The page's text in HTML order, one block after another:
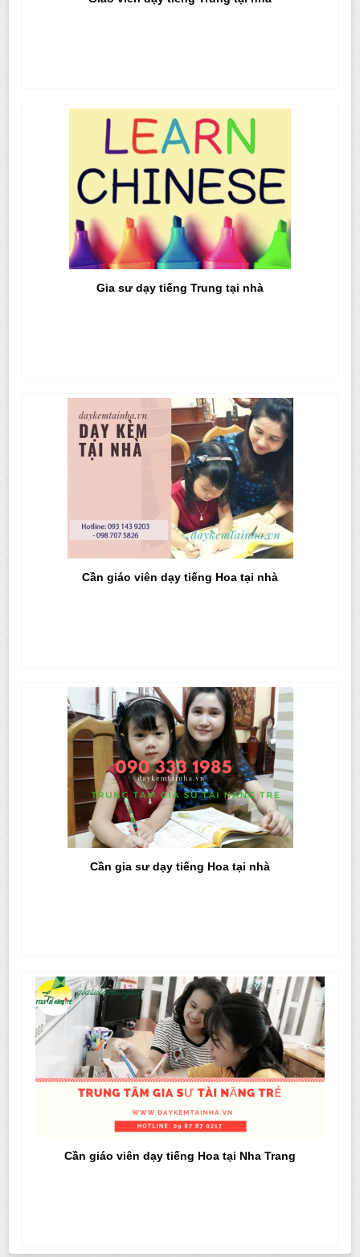
Gia sư dạy tiếng Trung tại nhà
Cần giáo viên dạy tiếng Hoa tại nhà
Cần gia sư dạy tiếng Hoa tại nhà
Cần giáo viên dạy tiếng Hoa tại Nha Trang